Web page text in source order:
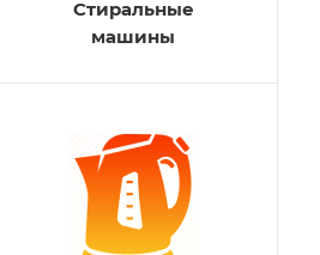
Стиральные
машины